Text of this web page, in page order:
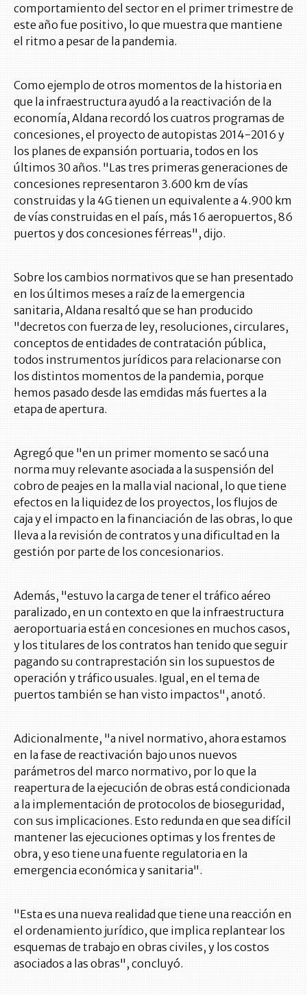
comportamiento del sector en el primer trimestre de
este año fue positivo, lo que muestra que mantiene
el ritmo a pesar de la pandemia.
Como ejemplo de otros momentos de la historia en
que la infraestructura ayudó a la reactivación de la
economía, Aldana recordó los cuatros programas de
concesiones, el proyecto de autopistas 2014-2016 y
los planes de expansión portuaria, todos en los
últimos 30 años. "Las tres primeras generaciones de
concesiones representaron 3.600 km de vías
construidas y la 4G tienen un equivalente a 4.900 km
de vías construidas en el país, más 16 aeropuertos, 86
puertos y dos concesiones férreas", dijo.
Sobre los cambios normativos que se han presentado
en los últimos meses a raíz de la emergencia
sanitaria, Aldana resaltó que se han producido
"decretos con fuerza de ley, resoluciones, circulares,
conceptos de entidades de contratación pública,
todos instrumentos jurídicos para relacionarse con
los distintos momentos de la pandemia, porque
hemos pasado desde las emdidas más fuertes a la
etapa de apertura.
Agregó que "en un primer momento se sacó una
norma muy relevante asociada a la suspensión del
cobro de peajes en la malla vial nacional, lo que tiene
efectos en la liquidez de los proyectos, los flujos de
caja y el impacto en la financiación de las obras, lo que
lleva a la revisión de contratos y una dificultad en la
gestión por parte de los concesionarios.
Además, "estuvo la carga de tener el tráfico aéreo
paralizado, en un contexto en que la infraestructura
aeroportuaria está en concesiones en muchos casos,
y los titulares de los contratos han tenido que seguir
pagando su contraprestación sin los supuestos de
operación y tráfico usuales. Igual, en el tema de
puertos también se han visto impactos", anotó.
Adicionalmente, "a nivel normativo, ahora estamos
en la fase de reactivación bajo unos nuevos
parámetros del marco normativo, por lo que la
reapertura de la ejecución de obras está condicionada
a la implementación de protocolos de bioseguridad,
con sus implicaciones. Esto redunda en que sea difícil
mantener las ejecuciones optimas y los frentes de
obra, y eso tiene una fuente regulatoria en la
emergencia económica y sanitaria".
"Esta es una nueva realidad que tiene una reacción en
el ordenamiento jurídico, que implica replantear los
esquemas de trabajo en obras civiles, y los costos
asociados a las obras", concluyó.